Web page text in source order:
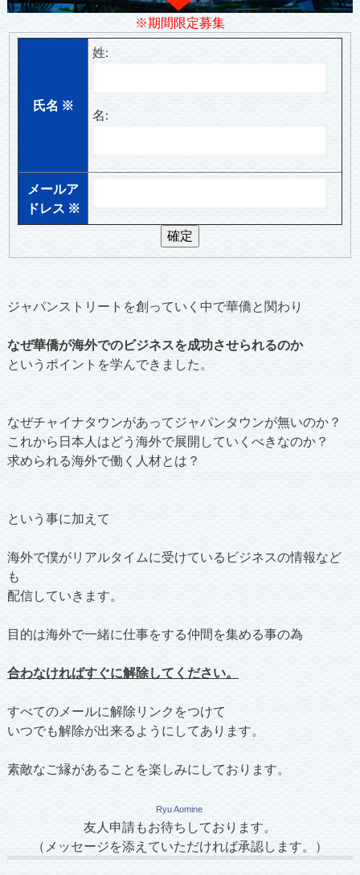
※期間限定募集
氏名 ※
姓:
名:
メールア
ドレス ※
ジャパンストリートを創っていく中で華僑と関わり
なぜ華僑が海外でのビジネスを成功させられるのか
というポイントを学んできました。
なぜチャイナタウンがあってジャパンタウンが無いのか？
これから日本人はどう海外で展開していくべきなのか？
求められる海外で働く人材とは？
という事に加えて
海外で僕がリアルタイムに受けているビジネスの情報など
も
配信していきます。
目的は海外で一緒に仕事をする仲間を集める事の為
合わなければすぐに解除してください。
すべてのメールに解除リンクをつけて
いつでも解除が出来るようにしてあります。
素敵なご縁があることを楽しみにしております。
Ryu Aomine
友人申請もお待ちしております。
（メッセージを添えていただければ承認します。）